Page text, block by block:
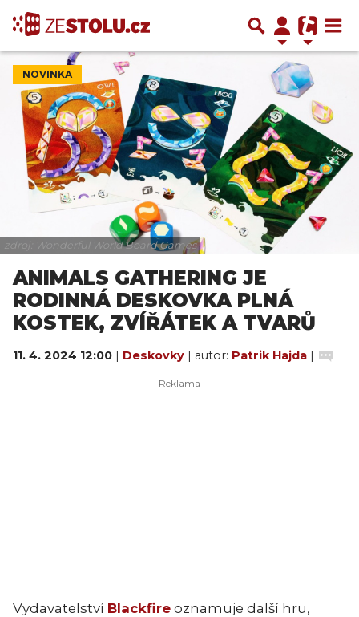
NOVINKA
zdroj: Wonderful World Board Games
ANIMALS GATHERING JE
RODINNÁ DESKOVKA PLNÁ
KOSTEK, ZVÍŘÁTEK A TVARŮ
11. 4. 2024 12:00 | Deskovky | autor: Patrik Hajda |
Vydavatelství Blackfire oznamuje další hru,